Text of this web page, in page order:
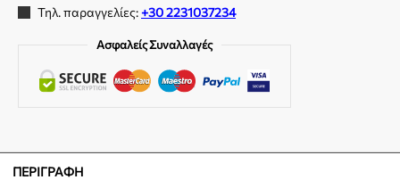
Τηλ. παραγγελίες:+30 2231037234
Ασφαλείς Συναλλαγές
ΠΕΡΙΓΡΑΦΉ